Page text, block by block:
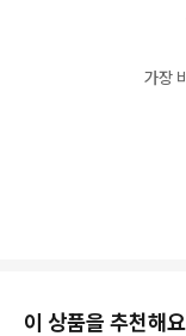
가장
이 상품을 추천해요